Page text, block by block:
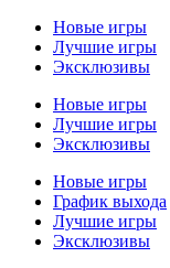
Новые игры
Лучшие игры
Эксклюзивы
Новые игры
Лучшие игры
Эксклюзивы
Новые игры
График выхода
Лучшие игры
Эксклюзивы